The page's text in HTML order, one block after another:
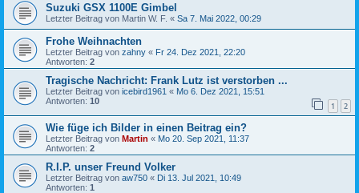
Suzuki GSX 1100E Gimbel
Letzter Beitrag von Martin W. F. « Sa 7. Mai 2022, 00:29
Frohe Weihnachten
Letzter Beitrag von zahny « Fr 24. Dez 2021, 22:20
Antworten: 2
Tragische Nachricht: Frank Lutz ist verstorben ...
Letzter Beitrag von icebird1961 « Mo 6. Dez 2021, 15:51
Antworten: 10 1 2
Wie füge ich Bilder in einen Beitrag ein?
Letzter Beitrag von Martin « Mo 20. Sep 2021, 11:37
Antworten: 2
R.I.P. unser Freund Volker
Letzter Beitrag von aw750 « Di 13. Jul 2021, 10:49
Antworten: 1